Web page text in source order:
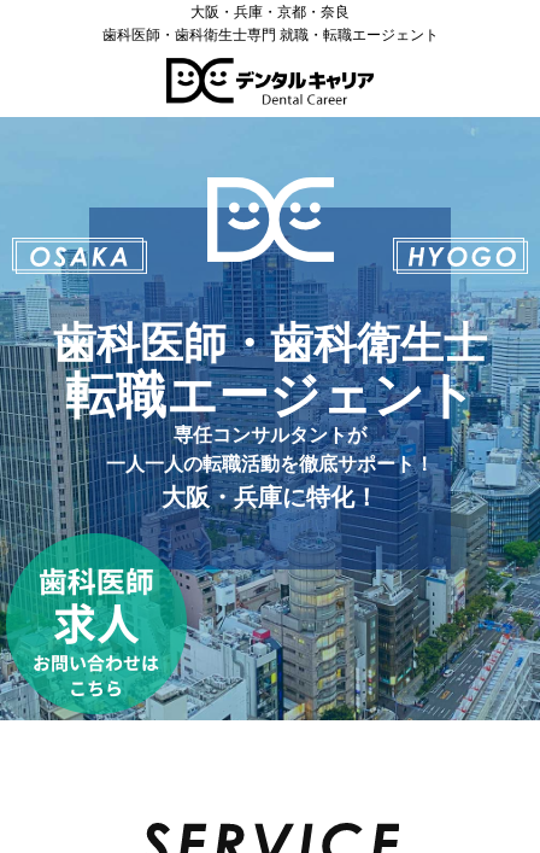
大阪・兵庫・京都・奈良
歯科医師・歯科衛生士専門 就職・転職エージェント
歯科医師・歯科衛生士
転職エージェント
専任コンサルタントが
一人一人の転職活動を徹底サポート！
大阪・兵庫に特化！